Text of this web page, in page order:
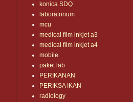
konica SDQ
laboratorium
mcu
medical film inkjet a3
medical film inkjet a4
mobile
paket lab
PERIKANAN
PERIKSA IKAN
radiology